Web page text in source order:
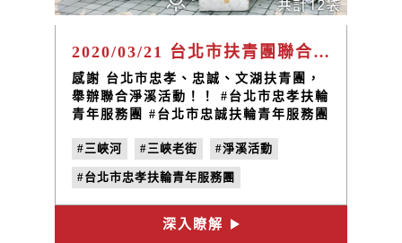
2020/03/21 台北市扶青團聯合淨溪活動
感謝 台北市忠孝、忠誠、文湖扶青團，
舉辦聯合淨溪活動！！ #台北市忠孝扶輪
青年服務團 #台北市忠誠扶輪青年服務團
#三峽河
#三峽老街 #淨溪活動
#台北市忠孝扶輪青年服務團
#台北市忠誠扶輪青年服務團
#台北市文湖扶輪青年服務團
深入瞭解